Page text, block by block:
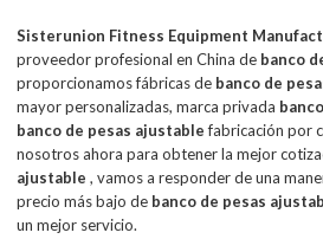
Sisterunion Fitness Equipment
proveedor profesional en China de banco
proporcionamos fábricas de banco de
mayor personalizadas, marca privada
banco de pesas ajustablefabricación por
nosotros ahora para obtener la mejor
ajustable , vamos a responder de una
precio más bajo de banco de pesas
un mejor servicio.